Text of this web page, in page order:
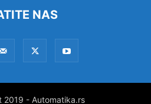
NAS
- Automatika.rs